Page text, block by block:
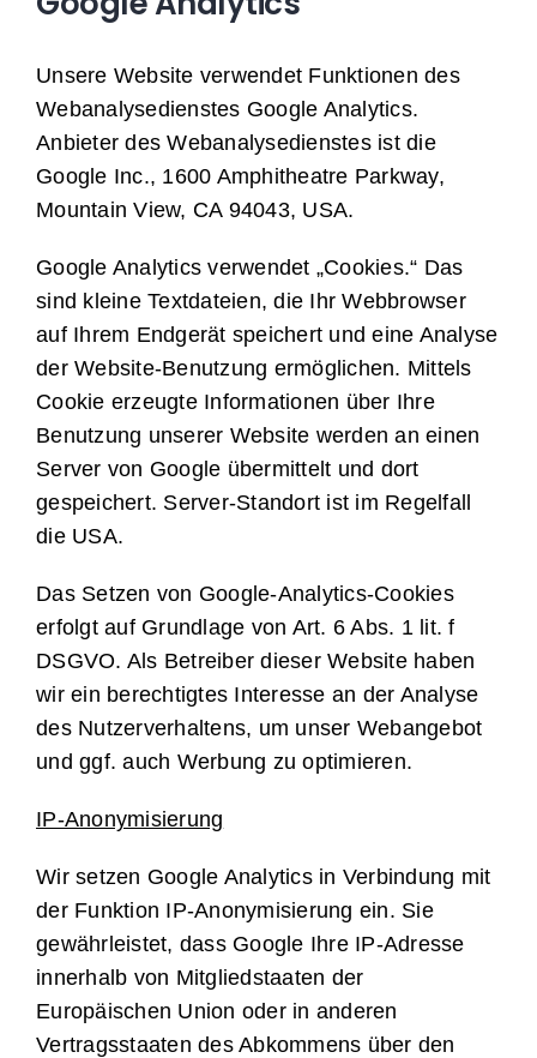
Unsere Website verwendet Funktionen des
Webanalysedienstes Google Analytics.
Anbieter des Webanalysedienstes ist die
Google Inc., 1600 Amphitheatre Parkway,
Mountain View, CA 94043, USA.
Google Analytics verwendet „Cookies.“ Das
sind kleine Textdateien, die Ihr Webbrowser
auf Ihrem Endgerät speichert und eine Analyse
der Website-Benutzung ermöglichen. Mittels
Cookie erzeugte Informationen über Ihre
Benutzung unserer Website werden an einen
Server von Google übermittelt und dort
gespeichert. Server-Standort ist im Regelfall
die USA.
Das Setzen von Google-Analytics-Cookies
erfolgt auf Grundlage von Art. 6 Abs. 1 lit. f
DSGVO. Als Betreiber dieser Website haben
wir ein berechtigtes Interesse an der Analyse
des Nutzerverhaltens, um unser Webangebot
und ggf. auch Werbung zu optimieren.
IP-Anonymisierung
Wir setzen Google Analytics in Verbindung mit
der Funktion IP-Anonymisierung ein. Sie
gewährleistet, dass Google Ihre IP-Adresse
innerhalb von Mitgliedstaaten der
Europäischen Union oder in anderen
Vertragsstaaten des Abkommens über den